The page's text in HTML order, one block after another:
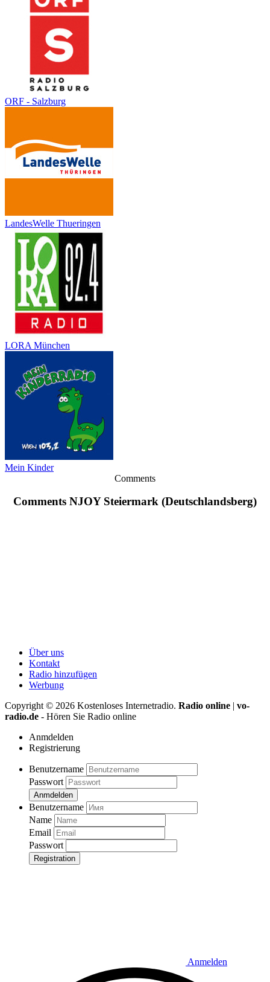
ORF - Salzburg
LandesWelle Thueringen
LORA München
Mein Kinder
Comments
Comments NJOY Steiermark (Deutschlandsberg)
Über uns
Kontakt
Radio hinzufügen
Werbung
Copyright © 2026 Kostenloses Internetradio. Radio online | vo-
radio.de - Hören Sie Radio online
Anmdelden
Registrierung
Benutzername
Passwort
Anmdelden
Benutzername
Name
Email
Passwort
Registration
Anmelden